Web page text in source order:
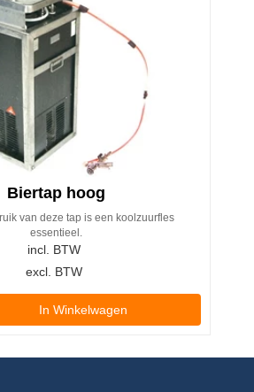
Biertap hoog
van deze tap is een koolzuurfles
essentieel.
incl. BTW
excl. BTW
In Winkelwagen